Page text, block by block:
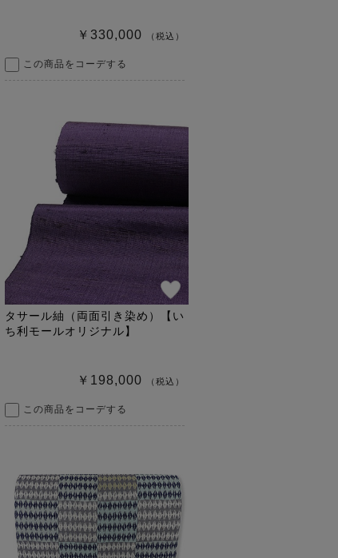
￥330,000 （税込）
この商品をコーデする
タサール紬（両面引き染め）【い
ち利モールオリジナル】
￥198,000 （税込）
この商品をコーデする